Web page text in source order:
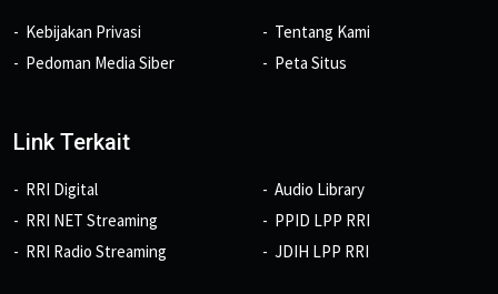
Kebijakan Privasi
Pedoman Media Siber
Tentang Kami
Peta Situs
Link Terkait
RRI Digital
RRI NET Streaming
RRI Radio Streaming
Audio Library
PPID LPP RRI
JDIH LPP RRI